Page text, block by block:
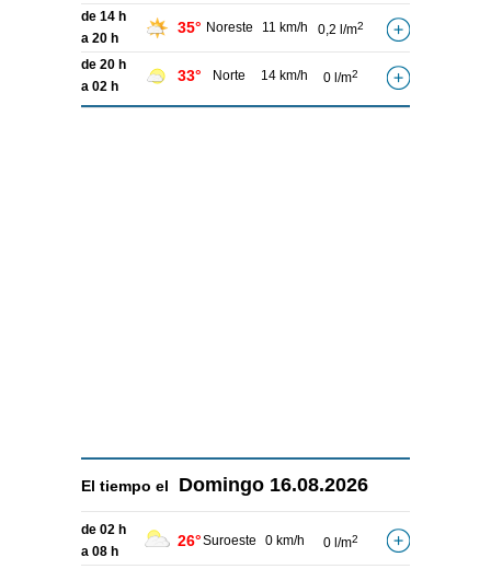
de 14 h
a 20 h
35° Noreste 11 km/h 0,2 l/m2
de 20 h
a 02 h
33° Norte 14 km/h 0 l/m2
El tiempo el Domingo 16.08.2026
de 02 h
a 08 h
26°Suroeste 0 km/h 0 l/m2